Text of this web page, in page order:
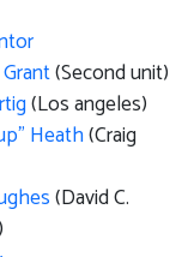
(Second unit)
(Los angeles)
Heath(Craig
(David C.